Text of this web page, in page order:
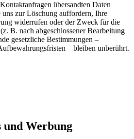
übersandten Daten
zur Löschung auffordern, Ihre
widerrufen oder der Zweck für die
B. nach abgeschlossener Bearbeitung
gesetzliche Bestimmungen –
– bleiben unberührt.
und Werbung